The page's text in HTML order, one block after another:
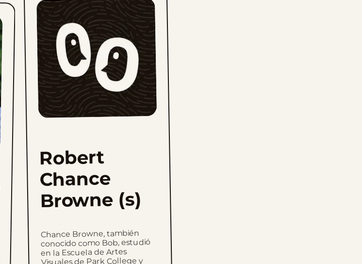
Sun, July 19, 2026
Sat, July 18, 2026
Fri, July 17, 2026
Thu, July 16, 2026
Wed, July 15, 2026
Tue, July 14, 2026
Mon, July 13, 2026
Sun, July 12, 2026
Sat, July 11, 2026
Fri, July 10, 2026
Thu, July 9, 2026
Robert
Chance
Browne (s)
Chance Browne, también
conocido como Bob, estudió
en la Escuela de Artes
Visuales de Park College y